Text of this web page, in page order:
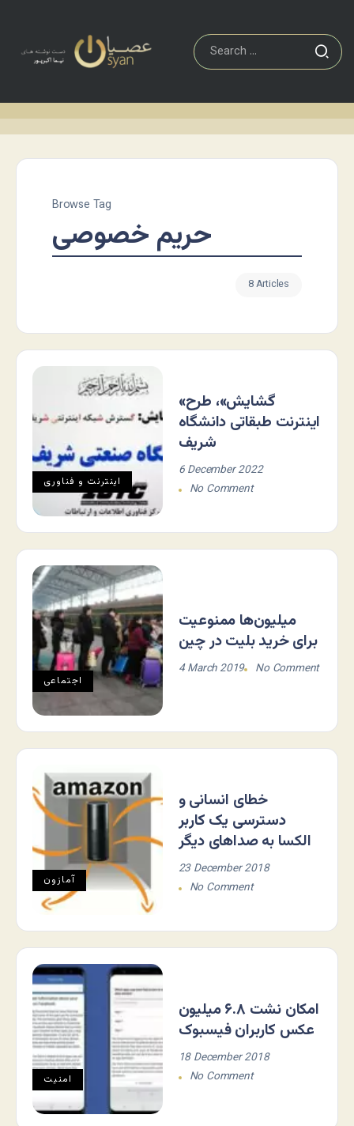
Browse Tag
حریم خصوصی
8 Articles
اينترنت و فناوری
«گشایش»، طرح
اینترنت طبقاتی دانشگاه
شریف
6 December 2022
No Comment
اجتماعی
میلیون‌ها ممنوعیت
برای خرید بلیت در چین
4 March 2019 No Comment
آمازون
خطای انسانی و
دسترسی یک کاربر
الکسا به صداهای دیگر
23 December 2018
No Comment
امنیت
امکان نشت ۶.۸ میلیون
عکس کاربران فیسبوک
18 December 2018
No Comment